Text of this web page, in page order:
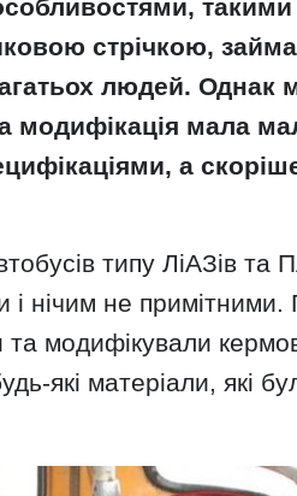
стрічкою,
людей. Однак
модифікація мала
а
типу ЛіАЗів та
нічим не примітними.
та модифікували
які матеріали, які